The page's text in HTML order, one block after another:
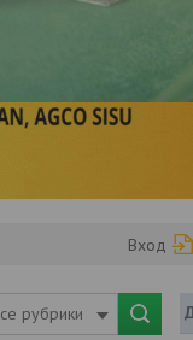
Вход
рубрики